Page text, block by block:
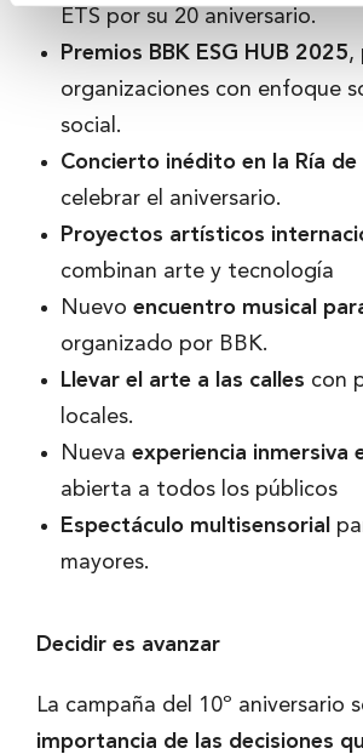
ETS por su 20 aniversario.
Premios BBK ESG HUB 2025,
organizaciones con enfoque
social.
Concierto inédito en la Ría de
celebrar el aniversario.
Proyectos artísticos
combinan arte y tecnología
Nuevo encuentro musical
organizado por BBK.
Llevar el arte a las calles con
locales.
Nueva experiencia inmersiva
abierta a todos los públicos
Espectáculo multisensorial
mayores.
Decidir es avanzar
La campaña del 10º aniversario
importancia de las decisiones